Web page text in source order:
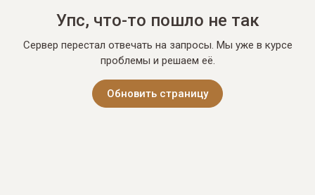
Упс, что-то пошло не так
Сервер перестал отвечать на запросы. Мы уже в курсе
проблемы и решаем её.
Обновить страницу